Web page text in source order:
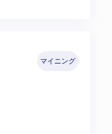
マイニング